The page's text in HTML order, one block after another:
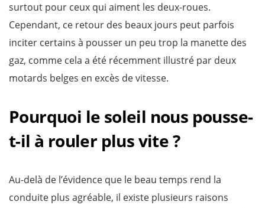
surtout pour ceux qui aiment les deux-roues.
Cependant, ce retour des beaux jours peut parfois
inciter certains à pousser un peu trop la manette des
gaz, comme cela a été récemment illustré par deux
motards belges en excès de vitesse.
Pourquoi le soleil nous pousse-
t-il à rouler plus vite ?
Au-delà de l’évidence que le beau temps rend la
conduite plus agréable, il existe plusieurs raisons